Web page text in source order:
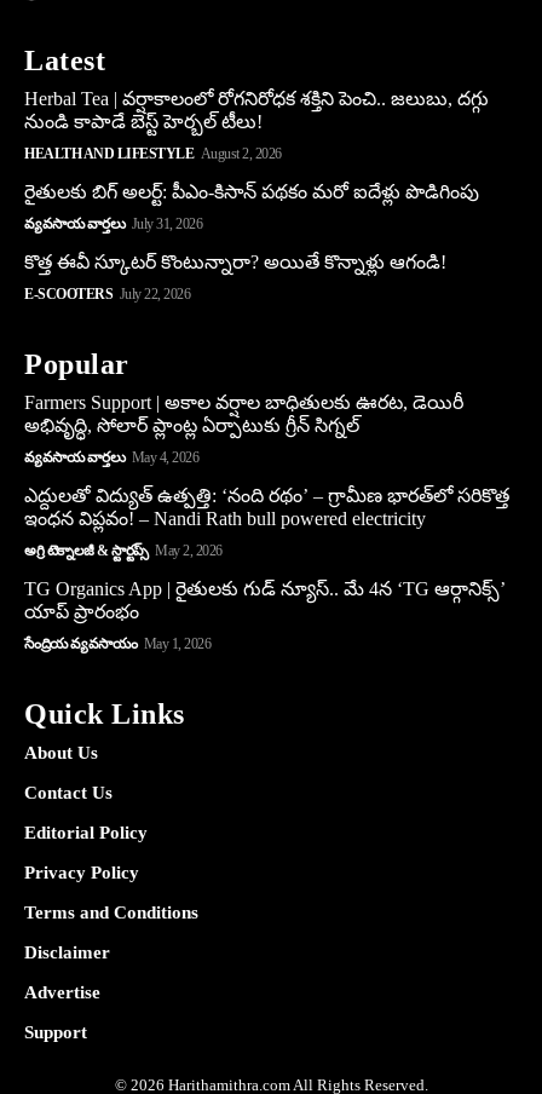
Latest
Herbal Tea | వర్షాకాలంలో రోగనిరోధక శక్తిని పెంచి.. జలుబు, దగ్గు
నుండి కాపాడే బెస్ట్ హెర్బల్ టీలు!
HEALTH AND LIFESTYLE August 2, 2026
రైతులకు బిగ్ అలర్ట్: పీఎం-కిసాన్ పథకం మరో ఐదేళ్లు పొడిగింపు
వ్యవసాయ వార్తలు July 31, 2026
కొత్త ఈవీ స్కూట‌ర్ కొంటున్నారా? అయితే కొన్నాళ్లు ఆగండి!
E-SCOOTERS July 22, 2026
Popular
Farmers Support | అకాల వర్షాల బాధితులకు ఊరట, డెయిరీ
అభివృద్ధి, సోలార్ ప్లాంట్ల ఏర్పాటుకు గ్రీన్‌ సిగ్నల్
వ్యవసాయ వార్తలు May 4, 2026
ఎద్దులతో విద్యుత్ ఉత్పత్తి: ‘నంది రథం’ – గ్రామీణ భారత్‌లో సరికొత్త
ఇంధన విప్లవం! – Nandi Rath bull powered electricity
అగ్రి టెక్నాలజీ & స్టార్టప్స్ May 2, 2026
TG Organics App | రైతులకు గుడ్ న్యూస్.. మే 4న ‘TG ఆర్గానిక్స్’
యాప్ ప్రారంభం
సేంద్రియ వ్యవసాయం May 1, 2026
Quick Links
About Us
Contact Us
Editorial Policy
Privacy Policy
Terms and Conditions
Disclaimer
Advertise
Support
© 2026 Harithamithra.com All Rights Reserved.